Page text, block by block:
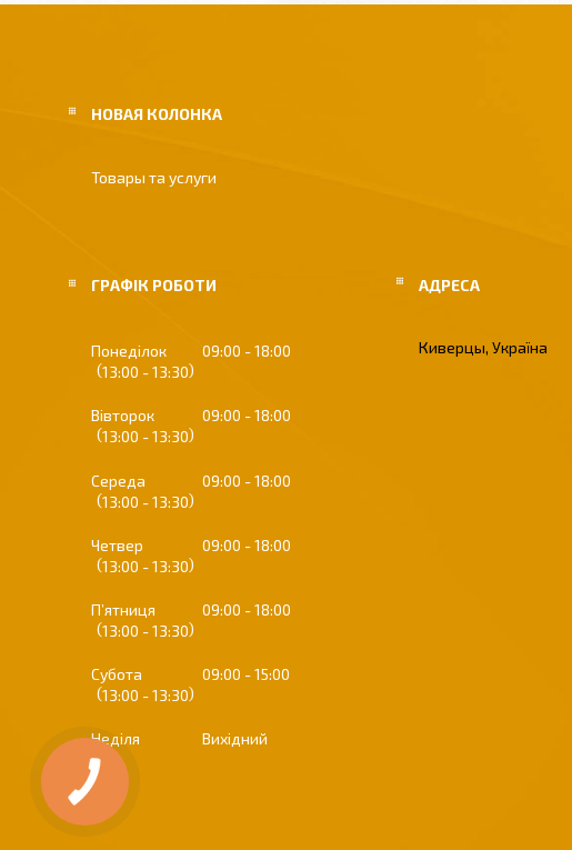
НОВАЯ КОЛОНКА
Товары та услуги
ГРАФІК РОБОТИ
Понеділок 09:00
18:00
13:00
13:30
Вівторок 09:00
18:00
13:00
13:30
Середа 09:00
18:00
13:00
13:30
Четвер 09:00
18:00
13:00
13:30
Пʼятниця 09:00
18:00
13:00
13:30
Субота 09:00
15:00
13:00
13:30
Неділя Вихідний
Киверцы, Україна